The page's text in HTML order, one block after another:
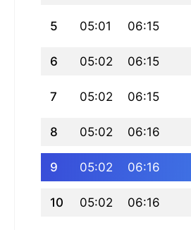
5 05:01 06:15
6 05:02 06:15
7 05:02 06:15
8 05:02 06:16
9 05:02 06:16
10 05:02 06:16